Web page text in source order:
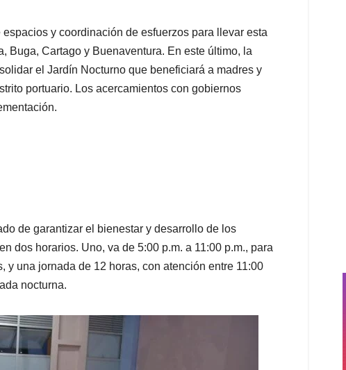
y coordinación de esfuerzos para llevar esta
Buga, Cartago y Buenaventura. En este último, la
el Jardín Nocturno que beneficiará a madres y
portuario. Los acercamientos con gobiernos
de garantizar el bienestar y desarrollo de los
dos horarios. Uno, va de 5:00 p.m. a 11:00 p.m., para
y una jornada de 12 horas, con atención entre 11:00
nocturna.